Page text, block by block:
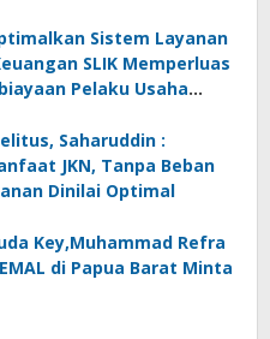
Sistem Layanan
SLIK Memperluas
Pelaku Usaha
Saharuddin :
JKN, Tanpa Beban
Dinilai Optimal
Key,Muhammad Refra
di Papua Barat Minta